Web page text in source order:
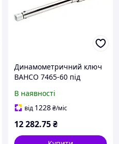
Динамометричний ключ
BAHCO 7465-60 під
В наявності
від 1228₴/міс
12 282.75₴